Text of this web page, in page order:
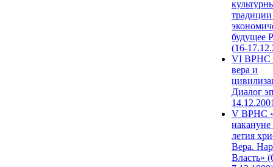
будущее
(16-
VI ВРНС
вера и
Диалог
V ВРНС
накануне
летия
Вера.
Власть»